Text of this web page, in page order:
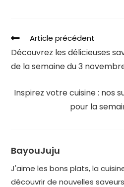
Article précédent
Découvrez les délicieuses
de la semaine du 3
Inspirez votre cuisine : nos
pour la
BayouJuju
J'aime les bons plats, la
découvrir de nouvelles